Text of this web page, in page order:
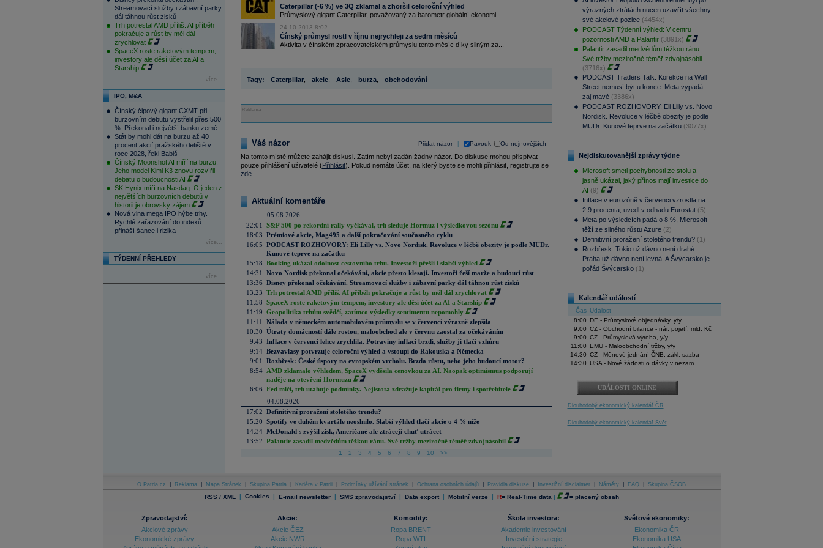
Streamovací služby i zábavní parky
dál táhnou růst zisků
Trh potrestal AMD příliš. AI příběh
pokračuje a růst by měl dál
zrychlovat
SpaceX roste raketovým tempem,
investory ale děsí účet za AI a
Starship
více...
IPO, M&A
Čínský čipový gigant CXMT při
burzovním debutu vystřelil přes 500
%. Překonal i největší banku země
Stát by mohl dát na burzu až 40
procent akcií pražského letiště v
roce 2028, řekl Babiš
Čínský Moonshot AI míří na burzu.
Jeho model Kimi K3 znovu rozvířil
debatu o budoucnosti AI
SK Hynix míří na Nasdaq. O jeden z
největších burzovních debutů v
historii je obrovský zájem
Nová vlna mega IPO hýbe trhy.
Rychlé zařazování do indexů
přináší šance i rizika
více...
TÝDENNÍ PŘEHLEDY
více...
Caterpillar (-6 %) ve 3Q zklamal a zhoršil celoroční výhled
Průmyslový gigant Caterpillar, považovaný za barometr globální ekonomi...
24.10.2013 8:02
Čínský průmysl rostl v říjnu nejrychleji za sedm měsíců
Aktivita v čínském zpracovatelském průmyslu tento měsíc díky silným za...
Tagy: Caterpillar, akcie, Asie, burza, obchodování
Reklama
Přidat názor Pavouk Od nejnovějších
Váš názor
Na tomto místě můžete zahájit diskusi. Zatím nebyl zadán žádný názor. Do diskuse mohou přispívat
pouze přihlášení uživatelé (Přihlásit). Pokud nemáte účet, na který byste se mohli přihlásit, registrujte se
zde.
Aktuální komentáře
05.08.2026
22:01
S&P 500 po rekordní rally vyčkával, trh sleduje Hormuz i výsledkovou sezónu
18:03 Prémiové akcie, Mag495 a další pokračování současného cyklu
16:05 PODCAST ROZHOVORY: Eli Lilly vs. Novo Nordisk. Revoluce v léčbě obezity je podle MUDr.
Kunové teprve na začátku
15:18 Booking ukázal odolnost cestovního trhu. Investoři přešli i slabší výhled
14:31
Novo Nordisk překonal očekávání, akcie přesto klesají. Investoři řeší marže a budoucí růst
13:36 Disney překonal očekávání. Streamovací služby i zábavní parky dál táhnou růst zisků
13:23 Trh potrestal AMD příliš. AI příběh pokračuje a růst by měl dál zrychlovat
11:58 SpaceX roste raketovým tempem, investory ale děsí účet za AI a Starship
11:19 Geopolitika trhům svědčí, zatímco výsledky sentimentu nepomohly
11:11
Nálada v německém automobilovém průmyslu se v červenci výrazně zlepšila
10:30 Útraty domácností dále rostou, maloobchod ale v červnu zaostal za očekáváním
9:43 Inflace v červenci lehce zrychlila. Potraviny inflaci brzdí, služby ji tlačí vzhůru
9:14 Bezvavlasy potvrzuje celoroční výhled a vstoupí do Rakouska a Německa
9:01
Rozbřesk: České úspory na evropském vrcholu. Brzda růstu, nebo jeho budoucí motor?
8:54
AMD zklamalo výhledem, SpaceX vyděsila cenovkou za AI. Naopak optimismus podporují
naděje na otevření Hormuzu
6:06 Fed mlčí, trh utahuje podmínky. Nejistota zdražuje kapitál pro firmy i spotřebitele
04.08.2026
17:02 Definitivní proražení stoletého trendu?
15:20 Spotify ve duhém kvartále neoslnilo. Slabší výhled tlačí akcie o 4 % níže
14:34 McDonald's zvýšil zisk, Američané ale ztrácejí chuť utrácet
13:52 Palantir zasadil medvědům těžkou ránu. Své tržby meziročně téměř zdvojnásobil
1 2 3 4 5 6 7 8 9 10 >>
výrazných ztrátách nucen uzavřít všechny
své akciové pozice (4454x)
PODCAST Týdenní výhled: V centru
pozornosti AMD a Palantir (3891x)
Palantir zasadil medvědům těžkou ránu.
Své tržby meziročně téměř zdvojnásobil
(3716x)
PODCAST Traders Talk: Korekce na Wall
Street nemusí být u konce. Meta vypadá
zajímavě (3386x)
PODCAST ROZHOVORY: Eli Lilly vs. Novo
Nordisk. Revoluce v léčbě obezity je podle
MUDr. Kunové teprve na začátku (3077x)
Nejdiskutovanější zprávy týdne
Microsoft smetl pochybnosti ze stolu a
jasně ukázal, jaký přínos mají investice do
AI (9)
Inflace v eurozóně v červenci vzrostla na
2,9 procenta, uvedl v odhadu Eurostat (5)
Meta po výsledcích padá o 8 %, Microsoft
těží ze silného růstu Azure (2)
Definitivní proražení stoletého trendu? (1)
Rozbřesk: Tokio už dávno není drahé.
Praha už dávno není levná. A Švýcarsko je
pořád Švýcarsko (1)
Kalendář událostí
Čas Událost
8:00
DE - Průmyslové objednávky, y/y
9:00 CZ - Obchodní bilance - nár. pojetí, mld. Kč
9:00 CZ - Průmyslová výroba, y/y
11:00
EMU - Maloobchodní tržby, y/y
14:30 CZ - Měnové jednání ČNB, zákl. sazba
14:30 USA - Nové žádosti o dávky v nezam.
UDÁLOSTI ONLINE
Dlouhodobý ekonomický kalendář ČR
Dlouhodobý ekonomický kalendář Svět
O Patria.cz Reklama Mapa Stránek Skupina Patria Kariéra v Patrii Podmínky užívání stránek Ochrana osobních údajů Pravidla diskuse Investiční disclaimer Náměty FAQ Skupina ČSOB
RSS / XML | Cookies | E-mail newsletter | SMS zpravodajství | Data export | Mobilní verze | R= Real-Time data | = placený obsah
Zpravodajství:
Akciové zprávy
Ekonomické zprávy
Akcie:
Akcie ČEZ
Akcie NWR
Komodity:
Ropa BRENT
Ropa WTI
Škola investora:
Akademie investování
Investiční strategie
Světové ekonomiky:
Ekonomika ČR
Ekonomika USA